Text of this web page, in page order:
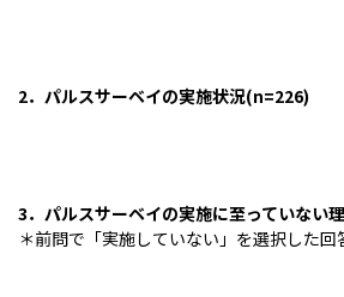
2．パルスサーベイの実施状況(n=226)
3．パルスサーベイの実施に至っていない
＊前問で「実施していない」を選択した回